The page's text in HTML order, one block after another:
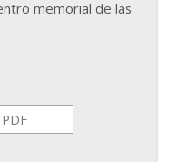
memorial de las